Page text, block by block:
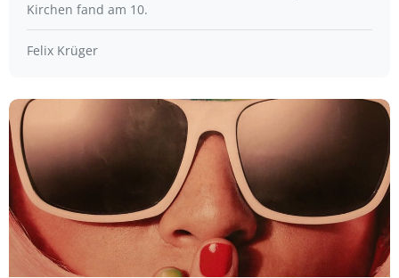
Kirchen fand am 10.
Felix Krüger